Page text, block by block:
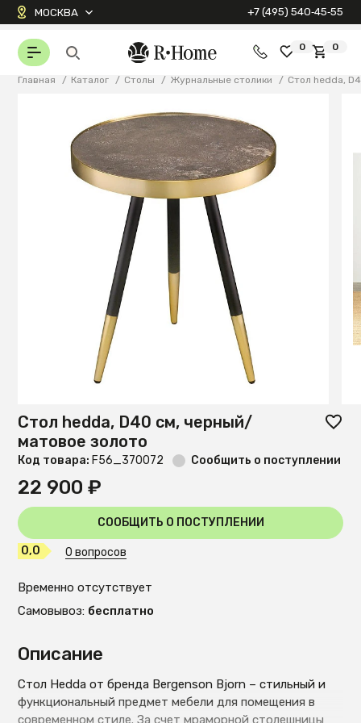
МОСКВА +7 (495) 540‑45‑55
0 0
Главная / Каталог / Столы / Журнальные столики / Стол hedda,
Описание
Стол Hedda от бренда Bergenson Bjorn – стильный и
функциональный предмет мебели для помещения в
современном стиле. За счет мраморной столешницы
Стол hedda, D40 см, черный/
матовое золото
Код товара: F56_370072 Сообщить о поступлении
22 900 ₽
СООБЩИТЬ О ПОСТУПЛЕНИИ
0,0 0 вопросов
Временно отсутствует
Самовывоз: бесплатно